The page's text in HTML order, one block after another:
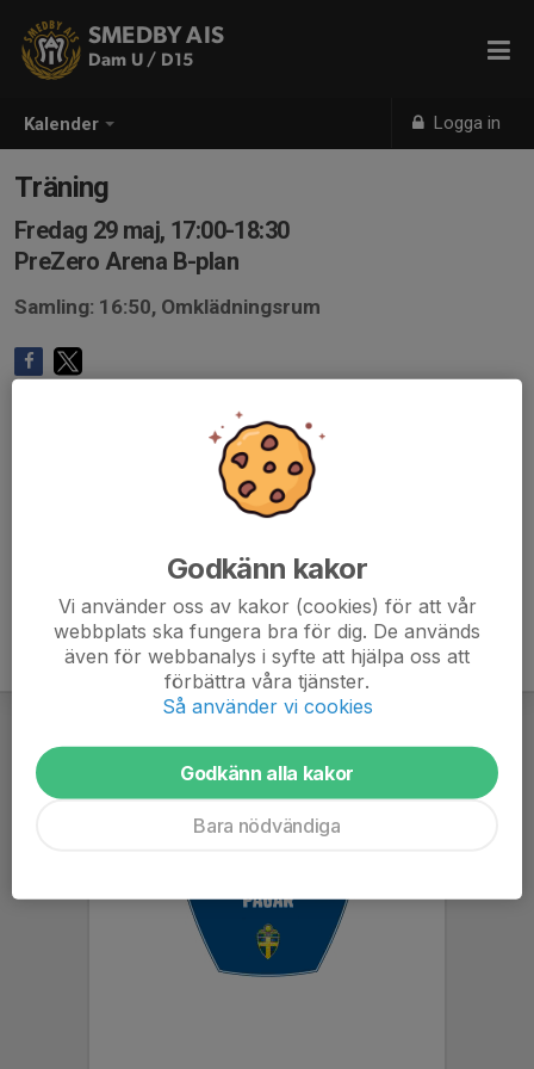
Kalender Logga in
SMEDBY AIS
Dam U / D15
Träning
Fredag 29 maj, 17:00-18:30
PreZero Arena B-plan
Samling: 16:50, Omklädningsrum
Godkänn kakor
Vi använder oss av kakor (cookies) för att vår
webbplats ska fungera bra för dig. De används
även för webbanalys i syfte att hjälpa oss att
förbättra våra tjänster.
Så använder vi cookies
Godkänn alla kakor
Bara nödvändiga